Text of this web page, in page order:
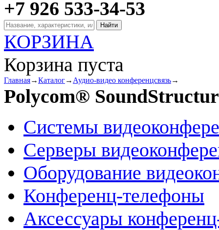
+7 926 533-34-53
КОРЗИНА
Корзина пуста
Главная→Каталог→ Аудио-видео конференцсвязь→
Polycom®
Системы
Серверы
Оборудование
Конференц-телефоны
Аксессуары